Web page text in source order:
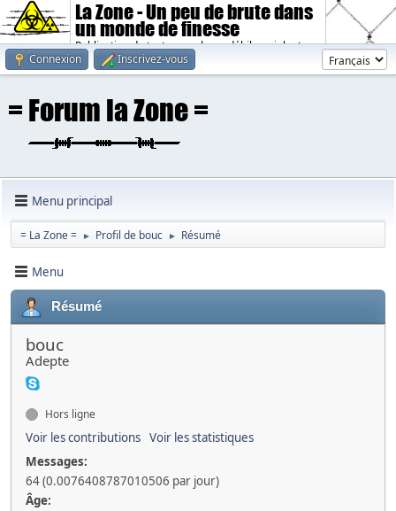
La Zone - Un peu de brute dans
un monde de finesse
Publication de textes sombres, débiles, violents.
Connexion
Inscrivez-vous
Menu principal
= La Zone = ► Profil de bouc ► Résumé
Menu
Résumé
bouc
Adepte
Hors ligne
Voir les contributions Voir les statistiques
Messages:
64 (0.0076408787010506 par jour)
Âge: